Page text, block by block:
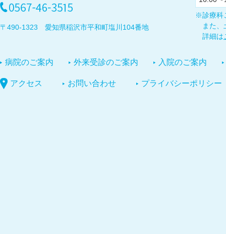
〒490-1323 愛知県稲沢市平和町塩川104番地
※診療科
また
詳細は
病院のご案内 外来受診のご案内 入院のご案内
アクセス お問い合わせ プライバシーポリシー